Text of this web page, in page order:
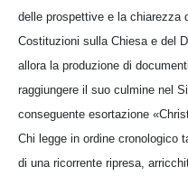
delle prospettive e la chiarezza
Costituzioni sulla Chiesa e del
allora la produzione di
raggiungere il suo culmine nel
conseguente esortazione
Chi legge in ordine cronologico
di una ricorrente ripresa,